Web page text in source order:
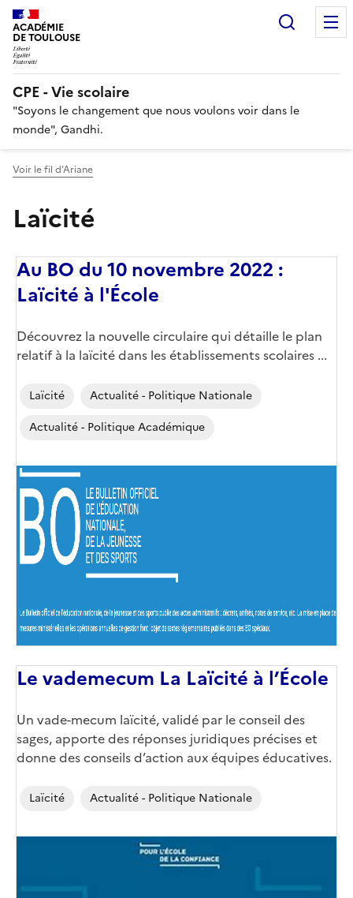
ACADÉMIE
DE TOULOUSE
CPE - Vie scolaire
"Soyons le changement que nous voulons voir dans le
monde", Gandhi.
Voir le fil d’Ariane
Laïcité
Au BO du 10 novembre 2022 :
Laïcité à l'École
Corps
Découvrez la nouvelle circulaire qui détaille le plan
relatif à la laïcité dans les établissements scolaires ...
Laïcité
Actualité - Politique Nationale
Actualité - Politique Académique
Image
de
couverture
(conseillée)
Le vademecum La Laïcité à l’École
Corps
Un vade-mecum laïcité, validé par le conseil des
sages, apporte des réponses juridiques précises et
donne des conseils d’action aux équipes éducatives.
Laïcité Actualité - Politique Nationale
couverture